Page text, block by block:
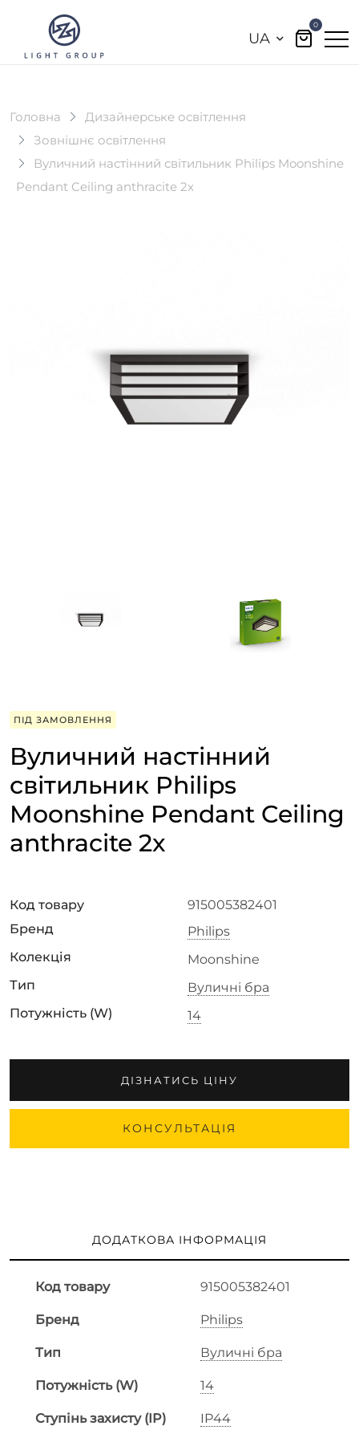
UA
0
Головна
Дизайнерське освітлення
Зовнішнє освітлення
Вуличний настінний світильник Philips Moonshine
Pendant Ceiling anthracite 2x
ПІД ЗАМОВЛЕННЯ
Вуличний настінний
світильник Philips
Moonshine Pendant Ceiling
anthracite 2x
Код товару
915005382401
Бренд
Philips
Колекція
Moonshine
Тип
Вуличні бра
Потужність (W)
14
ДІЗНАТИСЬ ЦІНУ
КОНСУЛЬТАЦІЯ
ДОДАТКОВА ІНФОРМАЦІЯ
Код товару 915005382401
Бренд Philips
Тип Вуличні бра
Потужність (W) 14
Ступінь захисту (IP) IP44